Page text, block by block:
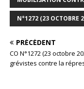
N°1272 (23 OCTOBRE
PRÉCÉDENT
CO N°1272 (23 octobre
grévistes contre la